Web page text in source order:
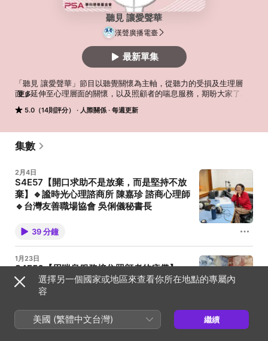
聽見 讓愛聲華
漢聲廣播電臺
5.0（14則評分） 人際關係 每週更新
「聽見 讓愛聲華」節目以聽覺關懷為主軸，從聽力的受損及生理層
面，延伸至心理層面的關懷，以及照顧者的喘息服務，期盼大家了解
同時推廣「減噪取靜」的環保概念，營造安靜舒適的社區環境，提升
--
Hosting provided by SoundOn
更多
最新單集
集數
2月4日
S4E57【開口求助不是放棄，而是堅持不放
棄】🔹謐時光心理諮商所 陳嘉珍 諮商心理師
🔹台灣友善職場協會 吳俐儀秘書長
伴孩子， 三明治世代常在兩頭拉扯中，把疲憊默默吞
下。 但其實，看見自己需要協助，願意開口求助，本身
就是一種勇氣。 我們邀請: 🔹謐時光心理諮商所 陳嘉珍
照顧者的心理壓力、界線建立，也談企業如何成為真正
陪你把重擔分一些出去，找回支持的可能。 🎧 節目收
聽 Apple Podcasts https://reurl.cc/6dWyn5 Spotify
https://reurl.cc/XRoeKa SoundOn
https://reurl.cc/p9gzMr 【《聽見 讓愛聲華》由漢聲廣
播電臺與華科慈善基金會共同製播，謝若男主持】 --
39 分鐘
1月23日
S4E56【用喘息服務接住照顧者的疲憊】🔹
天使心家族社會福利基金會 林佳旻 社工師
🔹 華科慈善基金會 中部中心 黃俊賢 主任
少被照顧的一群人。 長時間的身心付出，讓「撐住」成
為日常，卻很少有機會真正休息。 本集節目我們邀請 🔹
天使心家族社會福利基金會 林佳旻 社工師 🔹 華科慈善
41 分鐘
選擇另一個國家或地區來查看你所在地點的專屬內
容
美國 (繁體中文台灣) 繼續